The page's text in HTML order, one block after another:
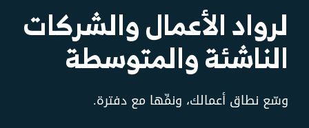
لرواد الأعمال والشركات
الناشئة والمتوسطة
وسّع نطاق أعمالك، ونمِّها مع دفترة.